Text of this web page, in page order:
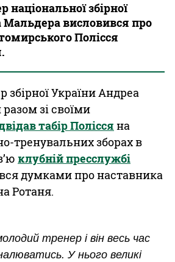
національної збірної
Мальдера висловився про
Полісся
збірної України Андреа
зі своїми
табір Полісся на
тренувальних зборах в
клубній пресслужбі
думками про наставника
Ротаня.
тренер і він весь час
У нього великі